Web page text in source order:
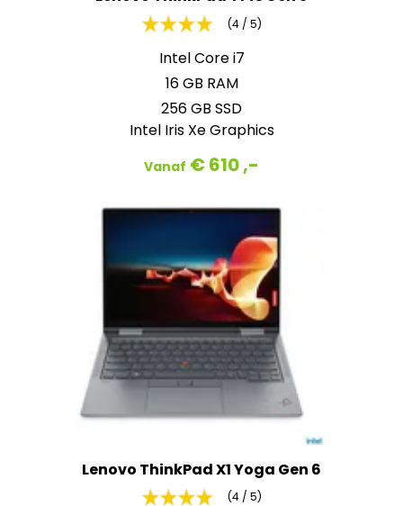
(4 / 5)
Intel Core i7
16 GB RAM
256 GB SSD
Intel Iris Xe Graphics
Vanaf € 610 ,-
Lenovo ThinkPad X1 Yoga Gen 6
(4 / 5)